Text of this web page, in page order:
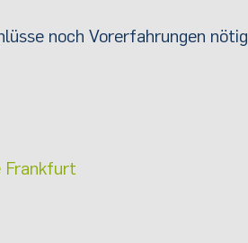
noch Vorerfahrungen nötig
Frankfurt